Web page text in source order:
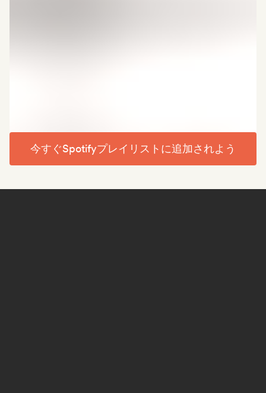
今すぐSpotifyプレイリストに追加されよう